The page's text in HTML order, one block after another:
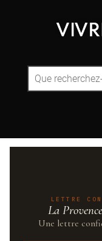
LETTRE
La
Une lettre